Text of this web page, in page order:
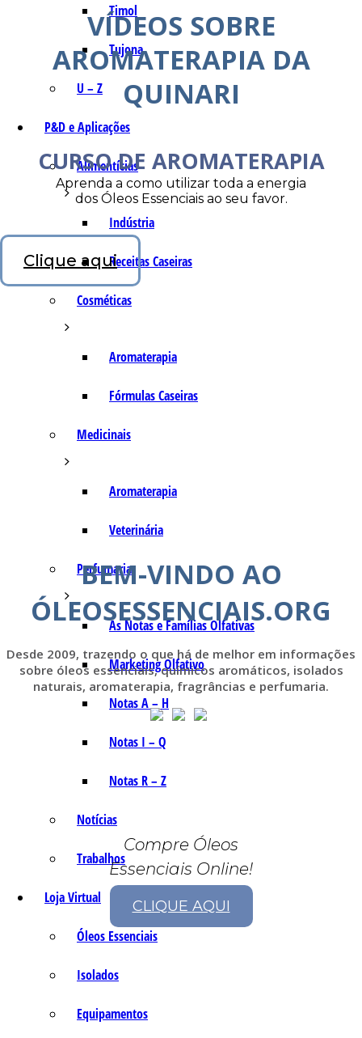
Timol
Tujona
U – Z
P&D e Aplicações
Alimentícias
Indústria
Receitas Caseiras
Cosméticas
Aromaterapia
Fórmulas Caseiras
Medicinais
Aromaterapia
Veterinária
Perfumaria
As Notas e Famílias Olfativas
Marketing Olfativo
Notas A – H
Notas I – Q
Notas R – Z
Notícias
Trabalhos
Loja Virtual
Óleos Essenciais
Isolados
Equipamentos
VÍDEOS SOBRE
AROMATERAPIA DA
QUINARI
CURSO DE AROMATERAPIA
Aprenda a como utilizar toda a energia
dos Óleos Essenciais ao seu favor.
Clique aqui
BEM-VINDO AO
ÓLEOSESSENCIAIS.ORG
Desde 2009, trazendo o que há de melhor em informações
sobre óleos essenciais, químicos aromáticos, isolados
naturais, aromaterapia, fragrâncias e perfumaria.
Compre Óleos
Essenciais Online!
CLIQUE AQUI